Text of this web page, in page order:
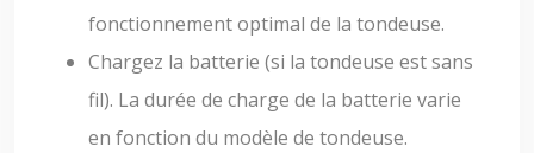
fonctionnement optimal de la tondeuse.
Chargez la batterie (si la tondeuse est sans
fil). La durée de charge de la batterie varie
en fonction du modèle de tondeuse.